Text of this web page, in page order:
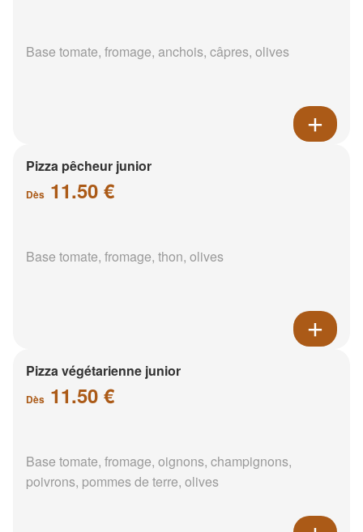
Base tomate, fromage, anchois, câpres, olives
Pizza pêcheur junior
Dès 11.50 €
Base tomate, fromage, thon, olives
Pizza végétarienne junior
Dès 11.50 €
Base tomate, fromage, oignons, champignons,
poivrons, pommes de terre, olives